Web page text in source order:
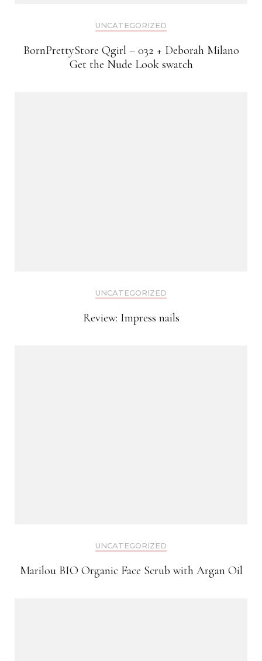
UNCATEGORIZED
BornPrettyStore Qgirl – 032 + Deborah Milano
Get the Nude Look swatch
UNCATEGORIZED
Review: Impress nails
UNCATEGORIZED
Marilou BIO Organic Face Scrub with Argan Oil